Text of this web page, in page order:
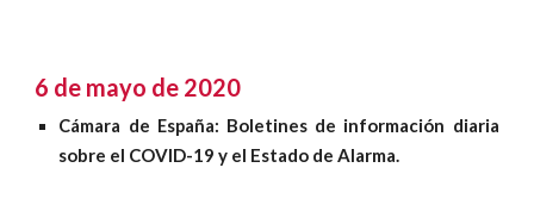
6 de mayo de 2020
Cámara de España: Boletines de información diaria
sobre el COVID-19 y el Estado de Alarma.